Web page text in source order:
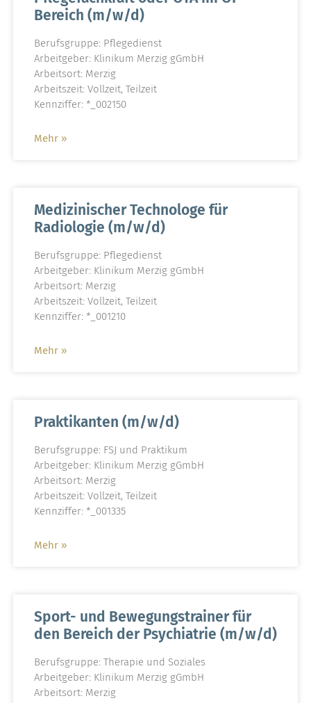
Bereich (m/w/d)
Berufsgruppe: Pflegedienst
Arbeitgeber: Klinikum Merzig gGmbH
Arbeitsort: Merzig
Arbeitszeit: Vollzeit, Teilzeit
Kennziffer: *_002150
Mehr »
Medizinischer Technologe für
Radiologie (m/w/d)
Berufsgruppe: Pflegedienst
Arbeitgeber: Klinikum Merzig gGmbH
Arbeitsort: Merzig
Arbeitszeit: Vollzeit, Teilzeit
Kennziffer: *_001210
Mehr »
Praktikanten (m/w/d)
Berufsgruppe: FSJ und Praktikum
Arbeitgeber: Klinikum Merzig gGmbH
Arbeitsort: Merzig
Arbeitszeit: Vollzeit, Teilzeit
Kennziffer: *_001335
Mehr »
Sport- und Bewegungstrainer für
den Bereich der Psychiatrie (m/w/d)
Berufsgruppe: Therapie und Soziales
Arbeitgeber: Klinikum Merzig gGmbH
Arbeitsort: Merzig